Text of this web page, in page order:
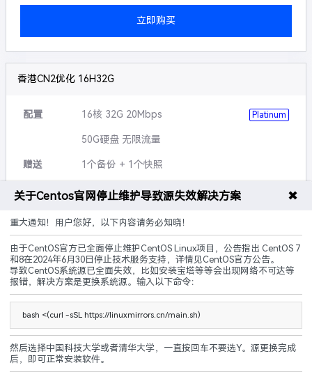
立即购买
香港CN2优化 16H32G
配置 16核 32G 20Mbps Platinum
50G硬盘 无限流量
赠送 1个备份 + 1个快照
可升级 硬盘,带宽,流量等
说明 5G防御 黑洞3小时
CN2优化 建站优化 原生IP
¥240.00 起/ 月
立即购买
关于Centos官网停止维护导致源失效解决方案 ✖
重大通知！用户您好，以下内容请务必知晓！
由于CentOS官方已全面停止维护CentOS Linux项目，公告指出 CentOS 7
和8在2024年6月30日停止技术服务支持，详情见CentOS官方公告。
导致CentOS系统源已全面失效，比如安装宝塔等等会出现网络不可达等
报错，解决方案是更换系统源。输入以下命令：
bash <(curl -sSL https://linuxmirrors.cn/main.sh)
然后选择中国科技大学或者清华大学，一直按回车不要选Y。源更换完成
后，即可正常安装软件。